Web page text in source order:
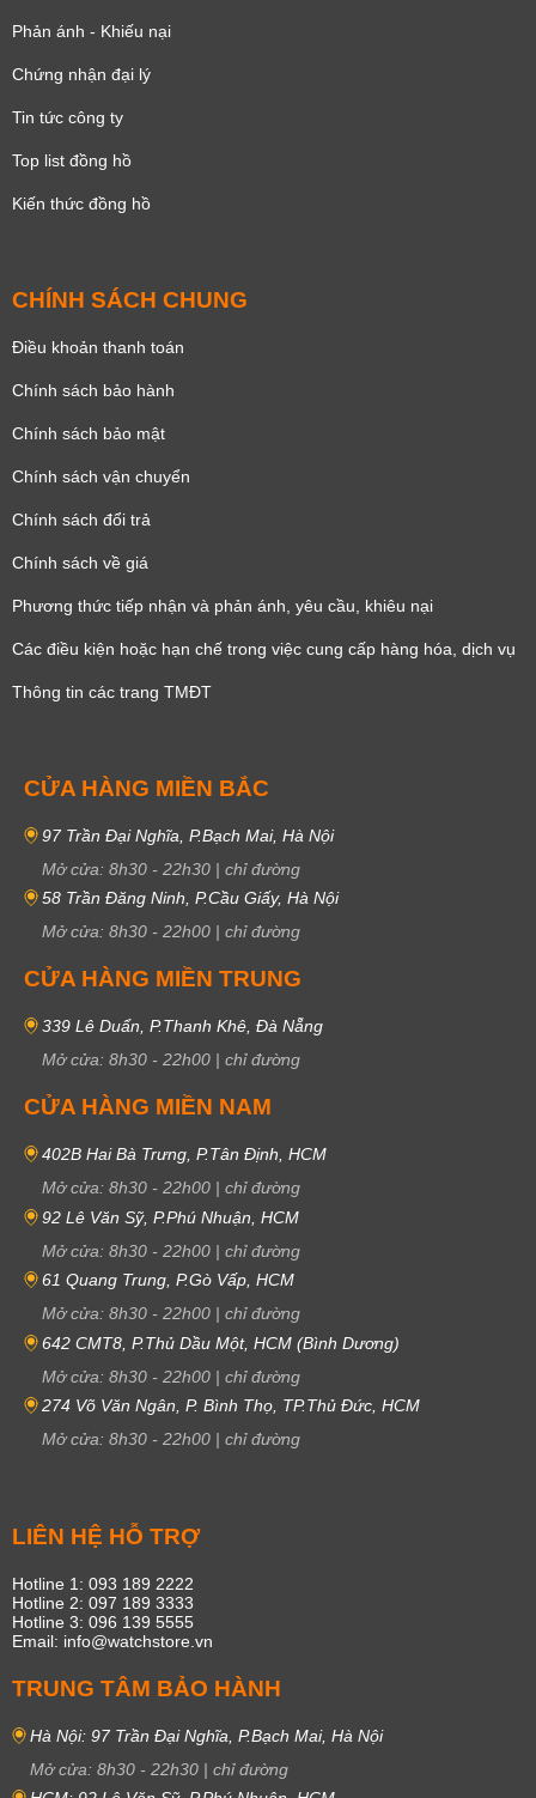
Phản ánh - Khiếu nại
Chứng nhận đại lý
Tin tức công ty
Top list đồng hồ
Kiến thức đồng hồ
CHÍNH SÁCH CHUNG
Điều khoản thanh toán
Chính sách bảo hành
Chính sách bảo mật
Chính sách vận chuyển
Chính sách đổi trả
Chính sách về giá
Phương thức tiếp nhận và phản ánh, yêu cầu, khiêu nại
Các điều kiện hoặc hạn chế trong việc cung cấp hàng hóa, dịch vụ
Thông tin các trang TMĐT
CỬA HÀNG MIỀN BẮC
97 Trần Đại Nghĩa, P.Bạch Mai, Hà Nội
Mở cửa: 8h30 - 22h30 | chỉ đường
58 Trần Đăng Ninh, P.Cầu Giấy, Hà Nội
Mở cửa: 8h30 - 22h00 | chỉ đường
CỬA HÀNG MIỀN TRUNG
339 Lê Duẩn, P.Thanh Khê, Đà Nẵng
Mở cửa: 8h30 - 22h00 | chỉ đường
CỬA HÀNG MIỀN NAM
402B Hai Bà Trưng, P.Tân Định, HCM
Mở cửa: 8h30 - 22h00 | chỉ đường
92 Lê Văn Sỹ, P.Phú Nhuận, HCM
Mở cửa: 8h30 - 22h00 | chỉ đường
61 Quang Trung, P.Gò Vấp, HCM
Mở cửa: 8h30 - 22h00 | chỉ đường
642 CMT8, P.Thủ Dầu Một, HCM (Bình Dương)
Mở cửa: 8h30 - 22h00 | chỉ đường
274 Võ Văn Ngân, P. Bình Thọ, TP.Thủ Đức, HCM
Mở cửa: 8h30 - 22h00 | chỉ đường
LIÊN HỆ HỖ TRỢ
Hotline 1: 093 189 2222
Hotline 2: 097 189 3333
Hotline 3: 096 139 5555
Email: info@watchstore.vn
TRUNG TÂM BẢO HÀNH
Hà Nội: 97 Trần Đại Nghĩa, P.Bạch Mai, Hà Nội
Mở cửa: 8h30 - 22h30 | chỉ đường